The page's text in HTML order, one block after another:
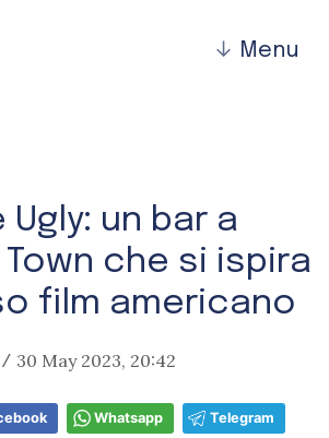
↓ Menu
Ugly: un bar a
Town che si ispira
film americano
/ 30 May 2023, 20:42
Whatsapp Telegram